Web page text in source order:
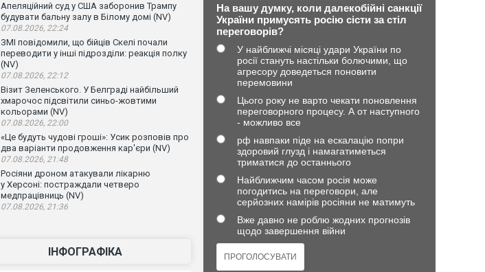
Апеляційний суд у США заборонив Трампу
будувати бальну залу в Білому домі (NV)
07.08.2026, 22:24
ЗМІ повідомили, що бійців Скелі почали
переводити у інші підрозділи: реакція полку
(NV)
07.08.2026, 22:12
Візит Зеленського. У Белграді найбільший
хмарочос підсвітили синьо-жовтими
кольорами (NV)
07.08.2026, 22:00
«Це будуть чудові гроші»: Усик розповів про
два варіанти продовження кар'єри (NV)
07.08.2026, 21:48
Росіяни дроном атакували лікарню
у Херсоні: постраждали четверо
медпрацівниць (NV)
07.08.2026, 21:36
ІНФОГРАФІКА
На вашу думку, коли далекобійні санкції
України примусять росію сісти за стіл
переговорів?
У найближчі місяці удари України по
росії стануть настільки болючими, що
агресору доведеться поновити
перемовини
Цього року не варто чекати поновлення
переговорного процесу. А от наступного
- можливо все
рф навпаки піде на ескалацію попри
здоровий глузд і намагатиметься
триматися до останнього
Найближчим часом росія може
погодитись на переговори, але
серйозних намірів росіяни не матимуть
Вже давно не роблю жодних прогнозів
щодо завершення війни